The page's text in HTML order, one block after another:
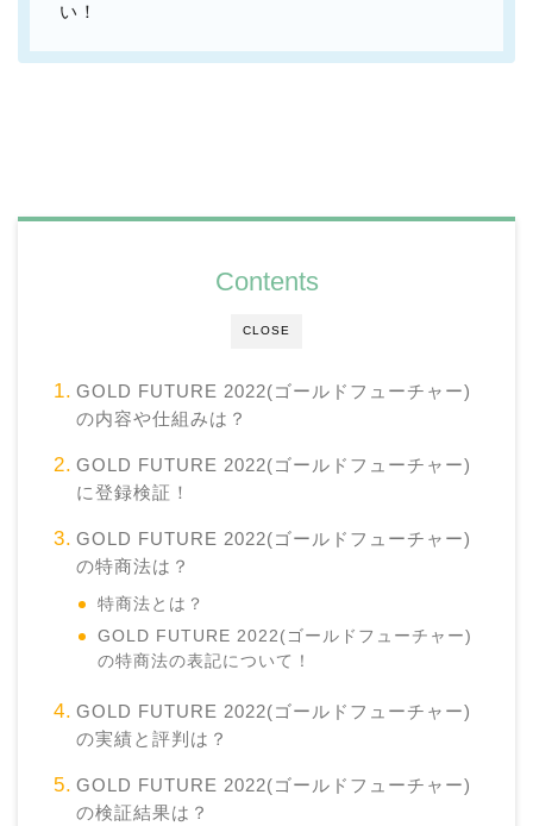
い！
CLOSE
Contents
GOLD FUTURE 2022(ゴールドフューチャー)
の内容や仕組みは？
GOLD FUTURE 2022(ゴールドフューチャー)
に登録検証！
GOLD FUTURE 2022(ゴールドフューチャー)
の特商法は？
特商法とは？
GOLD FUTURE 2022(ゴールドフューチャー)
の特商法の表記について！
GOLD FUTURE 2022(ゴールドフューチャー)
の実績と評判は？
GOLD FUTURE 2022(ゴールドフューチャー)
の検証結果は？